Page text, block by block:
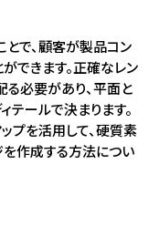
とで、顧客が製品コン
できます。正確なレン
る必要があり、平面と
テールで決まります。
プを活用して、硬質素
作成する方法につい